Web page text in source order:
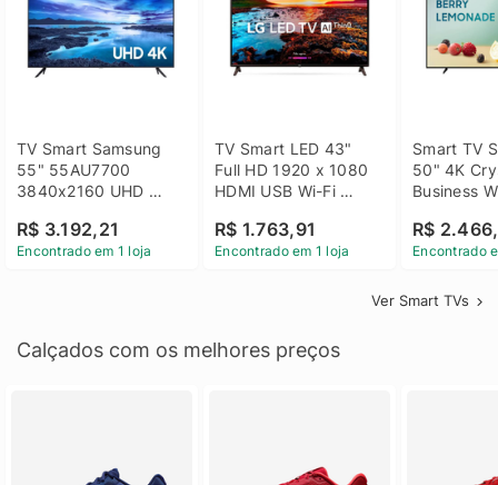
TV Smart Samsung
55" 55AU7700
3840x2160 UHD
Bluetooth
R$ 3.192,21
Encontrado em 1 loja
TV Smart LED 43"
Full HD 1920 x 1080
HDMI USB Wi-Fi
43LM631C0SB LG
R$ 1.763,91
Encontrado em 1 loja
Smart TV
50" 4K
Business
R$
Encontrado
Ver Smart TVs
Calçados com os melhores preços